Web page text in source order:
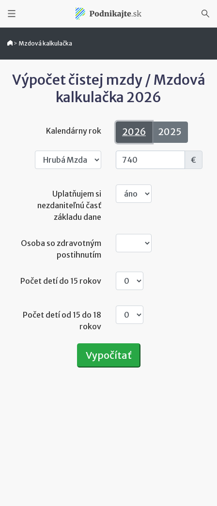
> Mzdová kalkulačka
Výpočet čistej mzdy / Mzdová
kalkulačka 2026
Kalendárny rok 2026 2025
€
Uplatňujem si
nezdaniteľnú časť
základu dane
Osoba so zdravotným
postihnutím
Počet detí do 15 rokov
Počet detí od 15 do 18
rokov
Vypočítať